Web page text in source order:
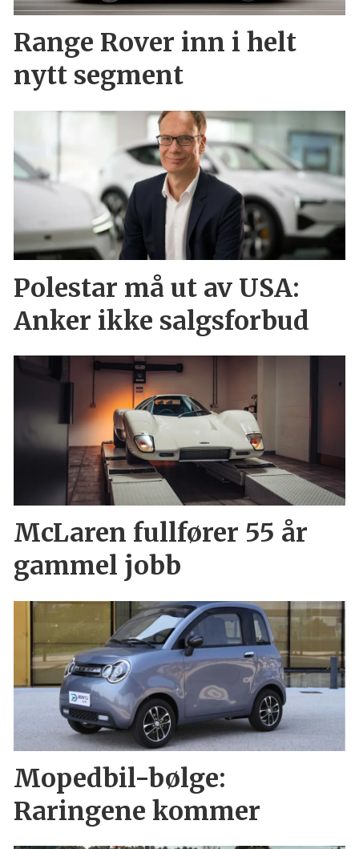
Range Rover inn i helt
nytt segment
Polestar må ut av USA:
Anker ikke salgsforbud
McLaren fullfører 55 år
gammel jobb
Mopedbil-bølge:
Raringene kommer